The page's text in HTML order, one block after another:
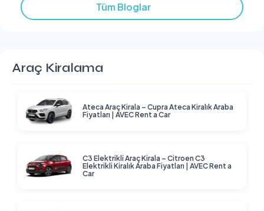
Tüm Bloglar
Araç Kiralama
Ateca Araç Kirala – Cupra Ateca Kiralık Araba
Fiyatları | AVEC Rent a Car
C3 Elektrikli Araç Kirala – Citroen C3
Elektrikli Kiralık Araba Fiyatları | AVEC Rent a
Car